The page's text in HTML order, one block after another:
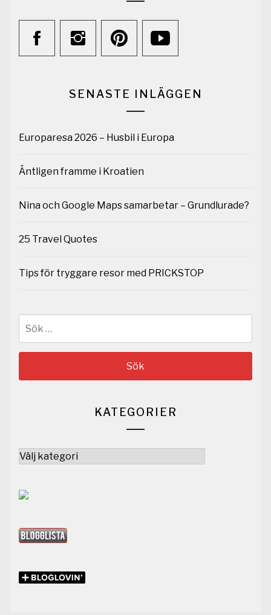
SENASTE INLÄGGEN
Europaresa 2026 – Husbil i Europa
Äntligen framme i Kroatien
Nina och Google Maps samarbetar – Grundlurade?
25 Travel Quotes
Tips för tryggare resor med PRICKSTOP
KATEGORIER
Kategorier